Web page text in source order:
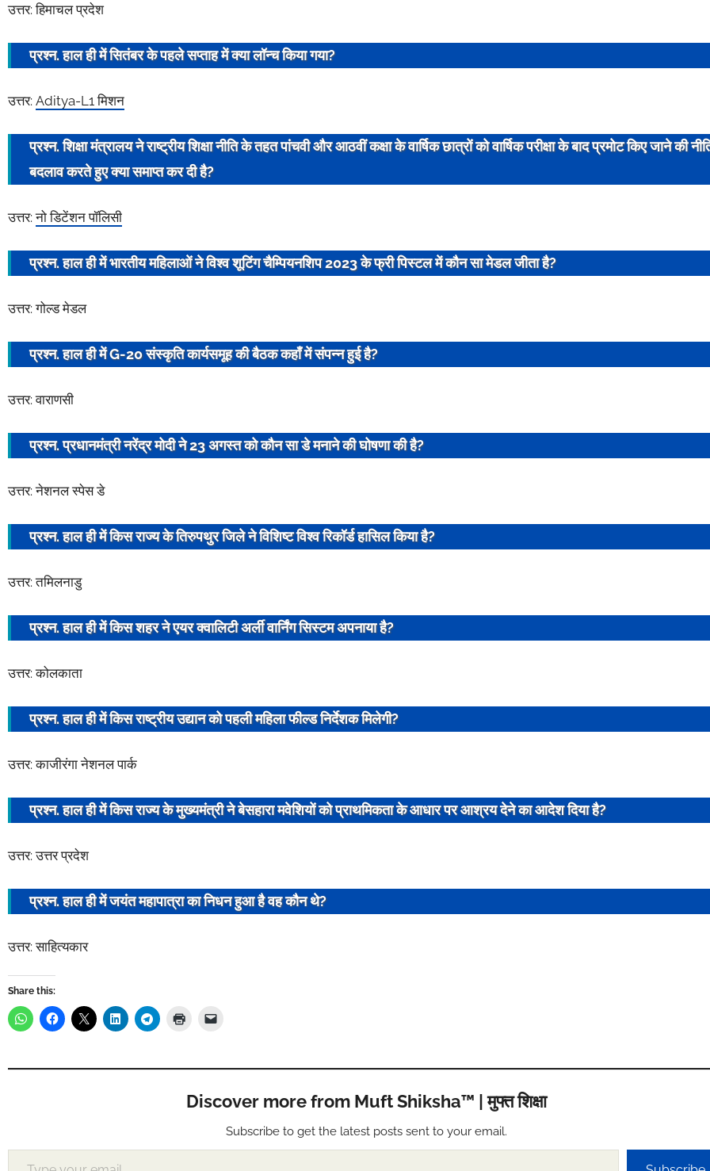
उत्तर: हिमाचल प्रदेश
प्रश्न. हाल ही में सितंबर के पहले सप्ताह में क्या लॉन्च किया गया?
उत्तर: Aditya-L1 मिशन
प्रश्न. शिक्षा मंत्रालय ने राष्ट्रीय शिक्षा नीति के तहत पांचवी और आठवीं कक्षा के वार्षिक छात्रों को वार्षिक परीक्षा के बाद प्रमोट किए जाने की
बदलाव करते हुए क्या समाप्त कर दी है?
उत्तर:नो डिटेंशन पॉलिसी
प्रश्न. हाल ही में भारतीय महिलाओं नेविश्व शूटिंग चैम्पियनशिप 2023के फ्री पिस्टल में कौन सा मेडल जीता है?
उत्तर: गोल्ड मेडल
प्रश्न. हाल ही मेंG-20संस्कृति कार्यसमूहकी बैठक कहाँ में संपन्न हुई है?
उत्तर: वाराणसी
प्रश्न.प्रधानमंत्रीनरेंद्र मोदी ने 23 अगस्त को कौन सा डे मनाने की घोषणा की है?
उत्तर: नेशनल स्पेस डे
प्रश्न. हाल ही में किस राज्य के तिरुपथुर जिले ने विशिष्ट विश्व रिकॉर्ड हासिल किया है?
उत्तर: तमिलनाडु
प्रश्न. हाल ही में किस शहर नेएयर क्वालिटीअर्ली वार्निंग सिस्टमअपनाया है?
उत्तर: कोलकाता
प्रश्न. हाल ही में किस राष्ट्रीय उद्यान को पहली महिला फील्ड निर्देशक मिलेगी?
उत्तर: काजीरंगा नेशनल पार्क
प्रश्न. हाल ही में किस राज्य केमुख्यमंत्रीने बेसहारा मवेशियों को प्राथमिकता के आधार पर आश्रय देने का आदेश दिया है?
उत्तर: उत्तर प्रदेश
प्रश्न. हाल ही मेंजयंत महापात्राका निधन हुआ है वह कौन थे?
उत्तर: साहित्यकार
Share this:
Discover more from Muft Shiksha™ | मुफ्त शिक्षा
Subscribe to get the latest posts sent to your email.
Type your email…